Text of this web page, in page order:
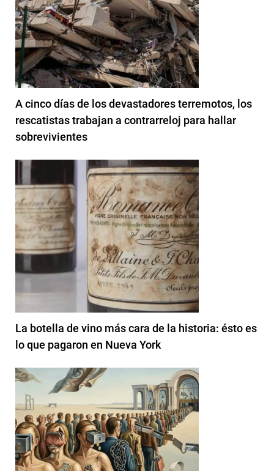
A cinco días de los devastadores terremotos, los
rescatistas trabajan a contrarreloj para hallar
sobrevivientes
La botella de vino más cara de la historia: ésto es
lo que pagaron en Nueva York